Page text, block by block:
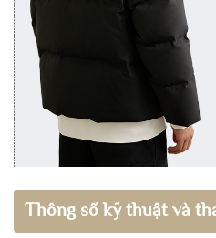
Thông số kỹ thuật và